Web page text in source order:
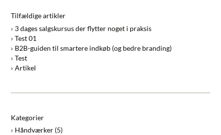
Tilfældige artikler
3 dages salgskursus der flytter noget i praksis
Test 01
B2B-guiden til smartere indkøb (og bedre branding)
Test
Artikel
Kategorier
Håndværker (5)